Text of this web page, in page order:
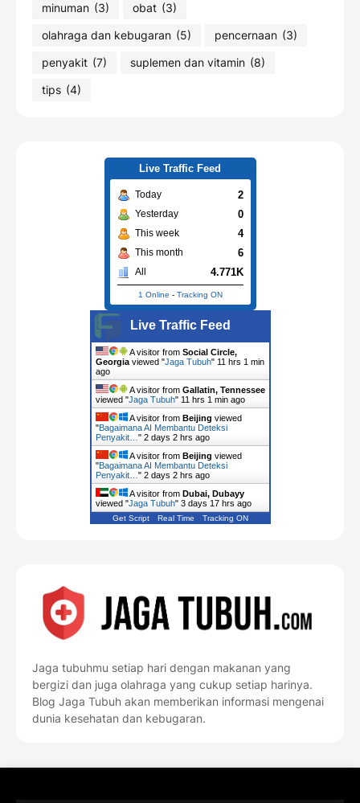
minuman (3) obat (3)
olahraga dan kebugaran (5) pencernaan (3)
penyakit (7) suplemen dan vitamin (8)
tips (4)
Live Traffic Feed
Today 2
Yesterday 0
This week 4
This month 6
All 4.771K
1 Online - Tracking ON
Live Traffic Feed
A visitor from Social Circle,
Georgiaviewed "Jaga Tubuh" 11 hrs 1 min
ago
A visitor from Gallatin, Tennessee
viewed "Jaga Tubuh" 11 hrs 1 min ago
A visitor from Beijing viewed
"Bagaimana AI Membantu Deteksi
Penyakit… " 2 days 2 hrs ago
A visitor from Beijing viewed
"Bagaimana AI Membantu Deteksi
Penyakit… " 2 days 2 hrs ago
A visitor from Dubai, Dubayy
viewed "Jaga Tubuh" 3 days 17 hrs ago
Get Script Real Time Tracking ON
Jaga tubuhmu setiap hari dengan makanan yang
bergizi dan juga olahraga yang cukup setiap harinya.
Blog Jaga Tubuh akan memberikan informasi mengenai
dunia kesehatan dan kebugaran.